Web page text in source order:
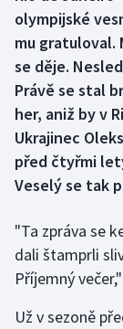
Boby a
Box
Curling
Dostihy
Florbal
Futsal
Golf
Gymnastika
AZ kvíz
olympijské
mu gratuloval.
se děje.
Právě se stal
her, aniž by v
Ukrajinec
před čtyřmi
Veselý se tak
"Ta zpráva se
dali štamprli
Příjemný
Už v sezoně